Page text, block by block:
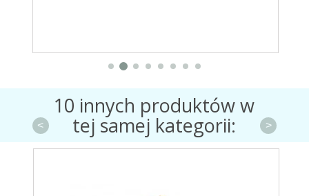
10 innych produktów w
tej samej kategorii:
< >